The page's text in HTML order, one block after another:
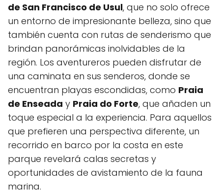
⁤de San Francisco de Usul,⁤ que no solo ofrece
un entorno de impresionante belleza, sino que
también cuenta con rutas de senderismo que
brindan panorámicas inolvidables de la
región. Los aventureros pueden disfrutar de
una caminata en sus ⁢senderos, ‍donde se
encuentran playas escondidas, como Praia
de Enseada y Praia do Forte, ‍que​ añaden un
toque especial a la experiencia. Para aquellos
que prefieren una perspectiva diferente, un
recorrido en barco por la costa en este
‍parque ​revelará calas secretas y
oportunidades de ⁤avistamiento de la fauna
marina.